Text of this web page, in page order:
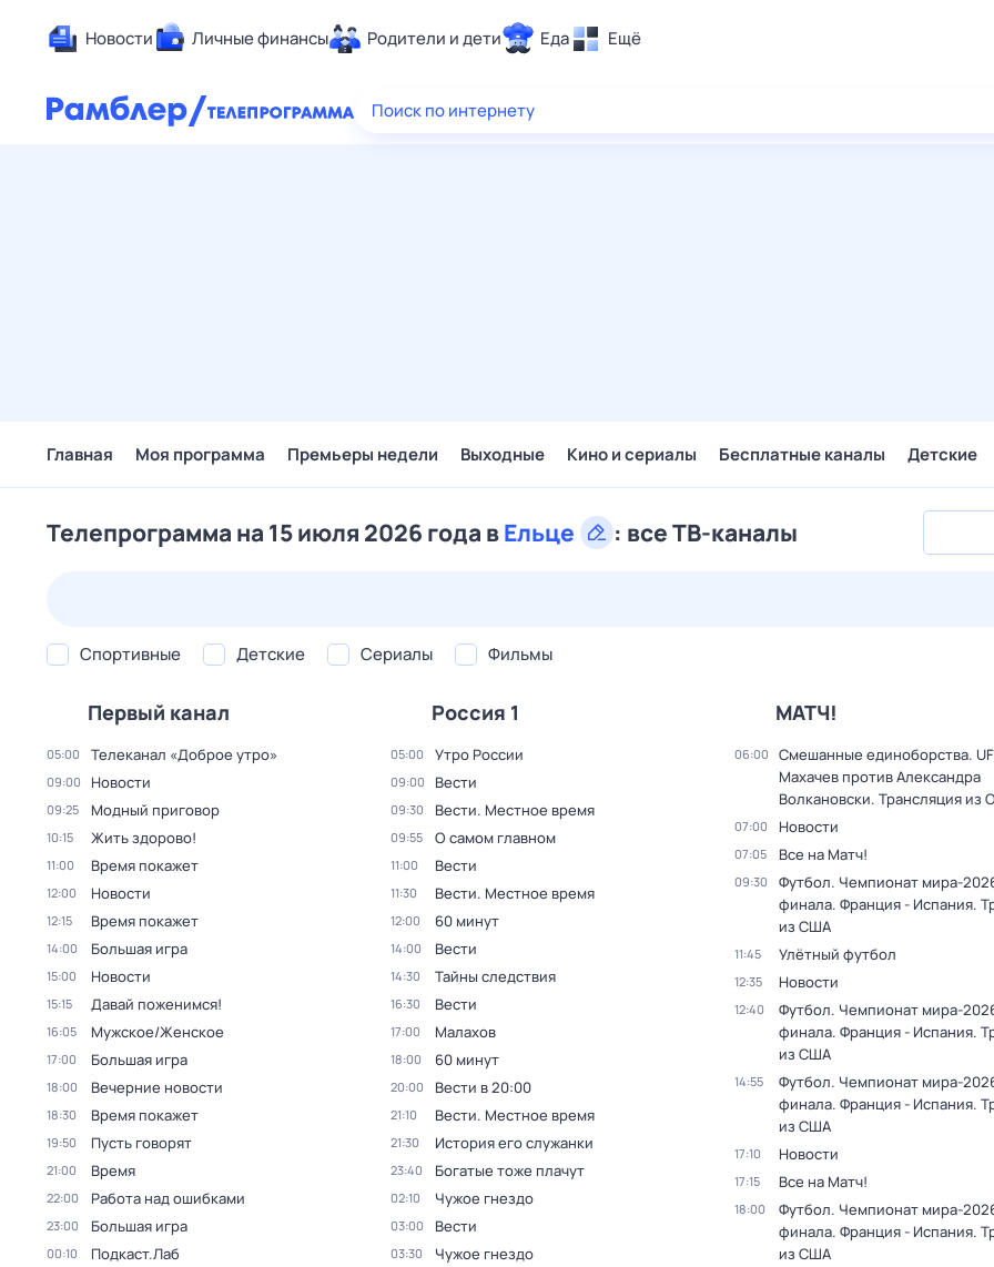
Новости Личные финансы Родители и дети Еда Ещё
Здоровье
Поиск по интернету
Главная Моя программа Премьеры недели Выходные Кино и сериалы Бесплатные каналы Детские
Телепрограмма на 15 июля 2026 года вЕльце : все ТВ-каналы
Спортивные Детские Сериалы Фильмы
Первый канал
05:00 Телеканал «Доброе утро»
09:00 Новости
09:25 Модный приговор
10:15 Жить здорово!
11:00 Время покажет
12:00 Новости
12:15 Время покажет
14:00 Большая игра
15:00 Новости
15:15 Давай поженимся!
16:05 Мужское/Женское
17:00 Большая игра
18:00 Вечерние новости
18:30 Время покажет
19:50 Пусть говорят
21:00 Время
22:00 Работа над ошибками
23:00 Большая игра
00:10 Подкаст.Лаб
Россия 1
05:00 Утро России
09:00 Вести
09:30 Вести. Местное время
09:55 О самом главном
11:00 Вести
11:30 Вести. Местное время
12:00 60 минут
14:00 Вести
14:30 Тайны следствия
16:30 Вести
17:00 Малахов
18:00 60 минут
20:00 Вести в 20:00
21:10 Вести. Местное время
21:30 История его служанки
23:40 Богатые тоже плачут
02:10 Чужое гнездо
03:00 Вести
03:30 Чужое гнездо
МАТЧ!
06:00
Смешанные единоборства.
Махачев против Александра
Волкановски. Трансляция из
07:00 Новости
07:05 Все на Матч!
09:30
Футбол. Чемпионат мира-
финала. Франция - Испания.
из США
11:45 Улётный футбол
12:35 Новости
12:40
Футбол. Чемпионат мира-
финала. Франция - Испания.
из США
14:55
Футбол. Чемпионат мира-
финала. Франция - Испания.
из США
17:10 Новости
17:15 Все на Матч!
18:00
Футбол. Чемпионат мира-
финала. Франция - Испания.
из США